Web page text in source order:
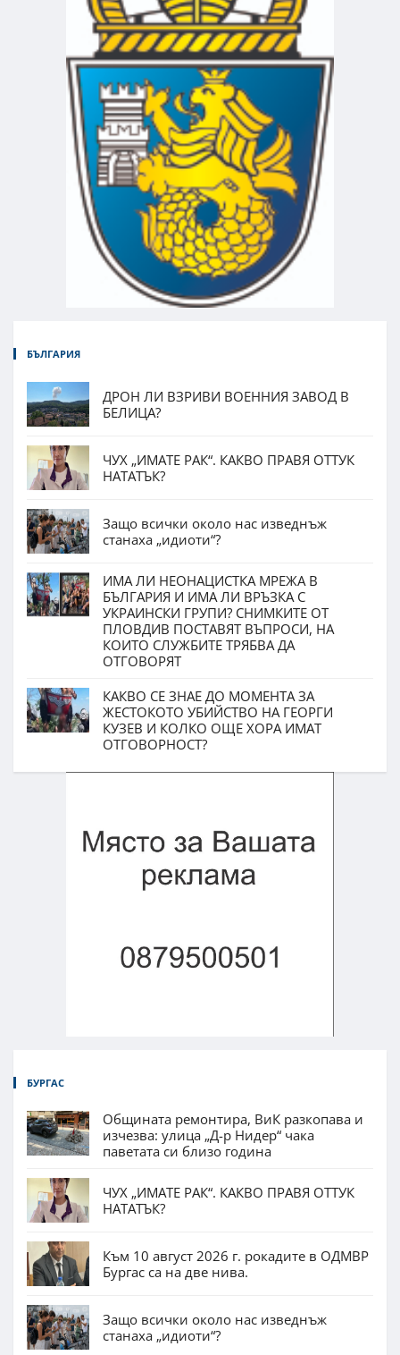
БЪЛГАРИЯ
ДРОН ЛИ ВЗРИВИ ВОЕННИЯ ЗАВОД В
БЕЛИЦА?
ЧУХ „ИМАТЕ РАК“. КАКВО ПРАВЯ ОТТУК
НАТАТЪК?
Защо всички около нас изведнъж
станаха „идиоти“?
ИМА ЛИ НЕОНАЦИСТКА МРЕЖА В
БЪЛГАРИЯ И ИМА ЛИ ВРЪЗКА С
УКРАИНСКИ ГРУПИ? СНИМКИТЕ ОТ
ПЛОВДИВ ПОСТАВЯТ ВЪПРОСИ, НА
КОИТО СЛУЖБИТЕ ТРЯБВА ДА
ОТГОВОРЯТ
КАКВО СЕ ЗНАЕ ДО МОМЕНТА ЗА
ЖЕСТОКОТО УБИЙСТВО НА ГЕОРГИ
КУЗЕВ И КОЛКО ОЩЕ ХОРА ИМАТ
ОТГОВОРНОСТ?
БУРГАС
Общината ремонтира, ВиК разкопава и
изчезва: улица „Д-р Нидер“ чака
паветата си близо година
ЧУХ „ИМАТЕ РАК“. КАКВО ПРАВЯ ОТТУК
НАТАТЪК?
Към 10 август 2026 г. рокадите в ОДМВР
Бургас са на две нива.
Защо всички около нас изведнъж
станаха „идиоти“?